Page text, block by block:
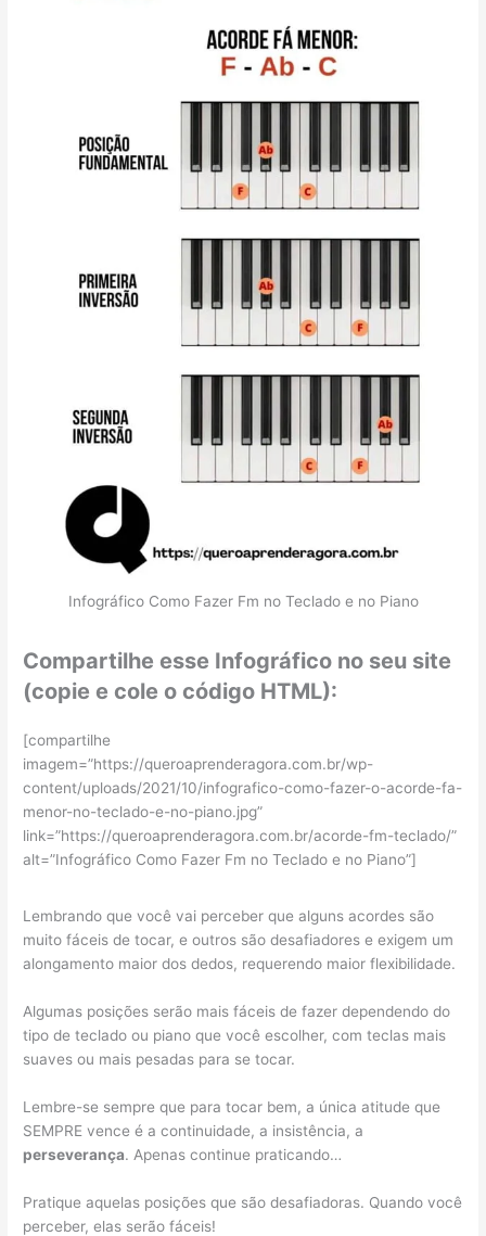
Infográfico Como Fazer Fm no Teclado e no Piano
Compartilhe esse Infográfico no seu site
(copie e cole o código HTML):
[compartilhe
imagem=”https://queroaprenderagora.com.br/wp-
content/uploads/2021/10/infografico-como-fazer-o-acorde-fa-
menor-no-teclado-e-no-piano.jpg”
link=”https://queroaprenderagora.com.br/acorde-fm-teclado/”
alt=”Infográfico Como Fazer Fm no Teclado e no Piano”]
Lembrando que você vai perceber que alguns acordes são
muito fáceis de tocar, e outros são desafiadores e exigem um
alongamento maior dos dedos, requerendo maior flexibilidade.
Algumas posições serão mais fáceis de fazer dependendo do
tipo de teclado ou piano que você escolher, com teclas mais
suaves ou mais pesadas para se tocar.
Lembre-se sempre que para tocar bem, a única atitude que
SEMPRE vence é a continuidade, a insistência, a
perseverança. Apenas continue praticando…
Pratique aquelas posições que são desafiadoras. Quando você
perceber, elas serão fáceis!